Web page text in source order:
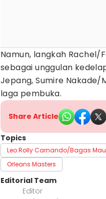
Namun, langkah Rachel/
sebagai unggulan
Jepang, Sumire Nakade/
laga pembuka.
Share Article
Topics
Leo Rolly Carnando/Bagas
Orleans Masters
Editorial Team
Editor